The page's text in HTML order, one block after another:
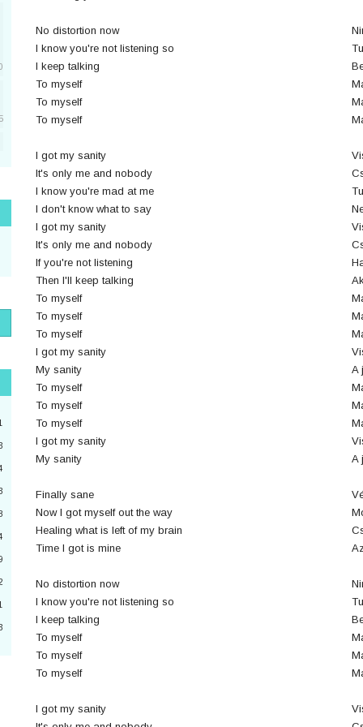
No distortion now
I know you're not listening so
I keep talking
To myself
To myself
To myself
I got my sanity
It's only me and nobody
I know you're mad at me
I don't know what to say
I got my sanity
It's only me and nobody
If you're not listening
Then I'll keep talking
To myself
To myself
To myself
I got my sanity
My sanity
To myself
To myself
To myself
I got my sanity
My sanity
Finally sane
Now I got myself out the way
Healing what is left of my brain
Time I got is mine
No distortion now
I know you're not listening so
I keep talking
To myself
To myself
To myself
I got my sanity
A
A